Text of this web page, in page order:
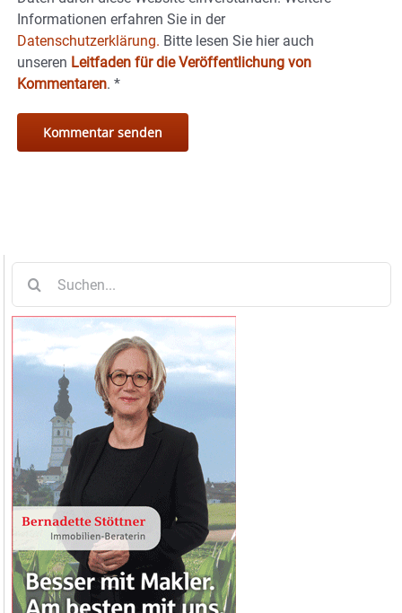
Informationen erfahren Sie in der
Datenschutzerklärung. Bitte lesen Sie hier auch
unseren Leitfaden für die Veröffentlichung von
Kommentaren. *
nach: